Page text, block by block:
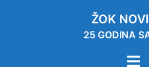
ŽOK
25 GODINA